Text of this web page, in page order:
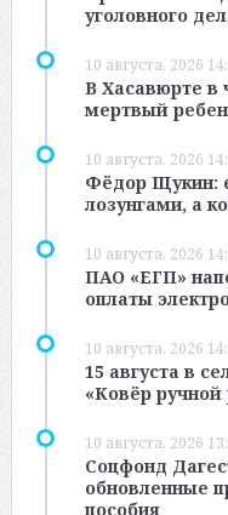
уголовного
10 августа, 2026
В Хасавюрте в
мертвый
10 августа, 2026
Фёдор Щукин:
лозунгами, а
10 августа, 2026
ПАО «ЕГП»
оплаты
10 августа, 2026
15 августа в
«Ковёр
10 августа, 2026
Соцфонд
обновленные
пособия